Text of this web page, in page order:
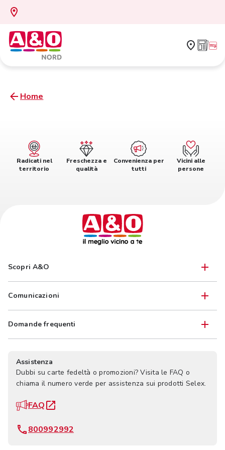
Home
Radicati nel
territorio
Freschezza e
qualità
Convenienza per
tutti
Vicini alle
persone
Scopri A&O
Comunicazioni
Domande frequenti
Assistenza
Dubbi su carte fedeltà o promozioni? Visita le FAQ o
chiama il numero verde per assistenza sui prodotti Selex.
FAQ
800992992